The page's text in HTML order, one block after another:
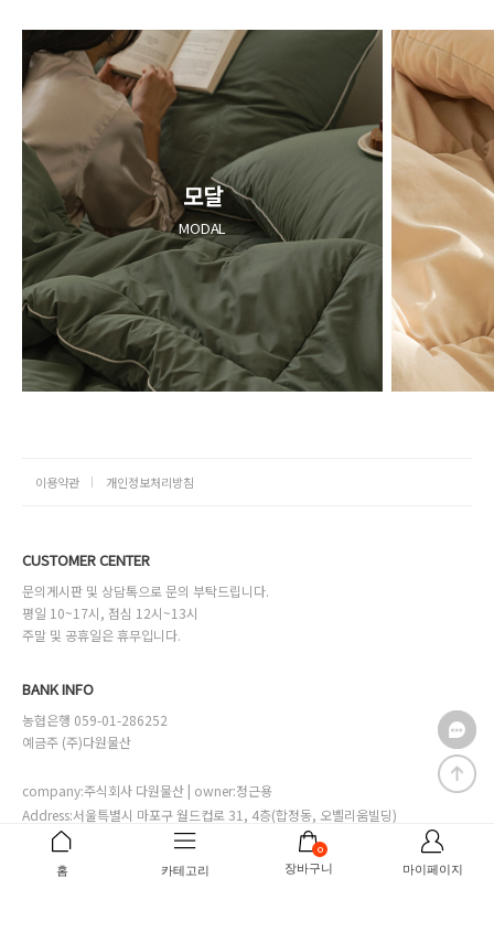
홈 카테고리
0
장바구니 마이페이지
모달
MODAL
이용약관 개인정보처리방침
CUSTOMER CENTER
문의게시판 및 상담톡으로 문의 부탁드립니다.
평일 10~17시, 점심 12시~13시
주말 및 공휴일은 휴무입니다.
BANK INFO
농협은행 059-01-286252
예금주 (주)다원물산
company:주식회사 다원물산 | owner:정근용
Address:서울특별시 마포구 월드컵로 31, 4층(합정동, 오벨리움빌딩)
Online sales license:서대문구청 제2002-00028호
Business license:111-81-29892 [사업자번호확인]